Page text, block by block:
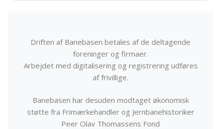
Driften af Banebasen betales af de deltagende
foreninger og firmaer.
Arbejdet med digitalisering og registrering udføres
af frivillige.
Banebasen har desuden modtaget økonomisk
støtte fra Frimærkehandler og Jernbanehistoriker
Peer Olav Thomassens Fond